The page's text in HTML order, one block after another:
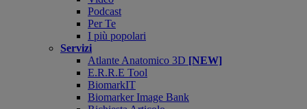
Podcast
Per Te
I più popolari
Servizi
Atlante Anatomico 3D [NEW]
E.R.R.E Tool
BiomarkIT
Biomarker Image Bank